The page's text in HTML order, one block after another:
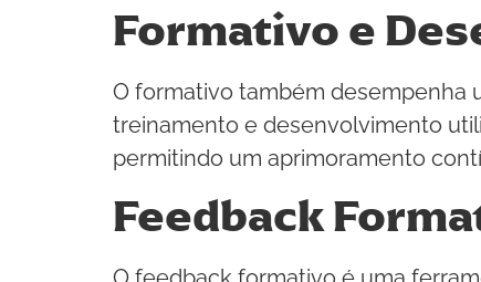
Formativo e
O formativo também desempenha
treinamento e desenvolvimento
permitindo um aprimoramento
Feedback